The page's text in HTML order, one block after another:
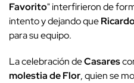
Favorito" interfirieron de
intento y dejando que
para su equipo.
La celebración deCasares
molestia de Flor, quien se